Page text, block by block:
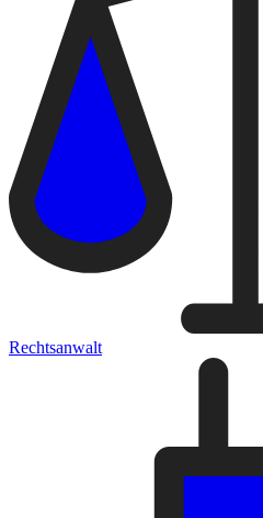
Rechtsanwalt